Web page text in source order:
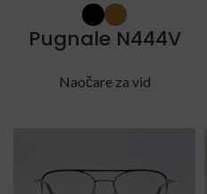
Pugnale N444V
Naočare za vid